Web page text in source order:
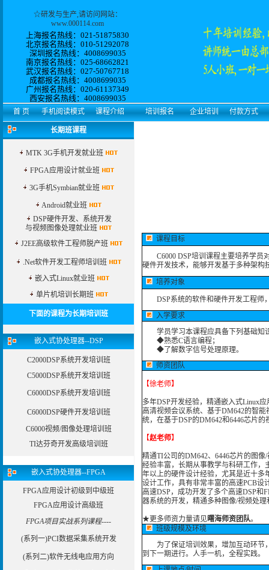
☆研发与生产,请访问网站：
www.000114.com
上海报名热线：021-51875830
北京报名热线：010-51292078
深圳报名热线：4008699035
南京报名热线：025-68662821
武汉报名热线：027-50767718
成都报名热线：4008699035
广州报名热线： 020-61137349
西安报名热线： 4008699035
首 页 手机阅读模式 课程介绍 培训报名 企业培训 付款方式
长期班课程
MTK 3G手机开发就业班
FPGA应用设计就业班
3G手机Symbian就业班
Android就业班
DSP硬件开发、系统开发
与视频图像处理就业班
J2EE高级软件工程师脱产班
.Net软件开发工程师培训班
嵌入式Linux就业班
单片机培训长期班
下面的课程为长期培训班
嵌入式协处理器--DSP
C2000DSP系统开发培训班
C5000DSP系统开发培训班
C6000DSP系统开发培训班
C6000DSP硬件开发培训班
C6000视频/图像处理培训班
TI达芬奇开发高级培训班
嵌入式协处理器--FPGA
FPGA应用设计初级到中级班
FPGA应用设计高级班
FPGA项目实战系列课程----
(系列一)PCI数据采集系统开发
(系列二)软件无线电应用方向
课程目标
C6000 DSP培训课程主要培养学员对
硬件开发技术，能够开发基于多种架构
培养对象
DSP系统的软件和硬件开发工程师
入学要求
学员学习本课程应具备下列基础知
◆熟悉C语言编程；
◆了解数字信号处理原理。
师资团队
【徐老师】
多年DSP开发经验，精通嵌入式Linux
高清视频会议系统、基于DM642的智
统，在基于DSP的DM642和6446芯片
【赵老师】
精通TI公司的DM642、6446芯片的图
经验丰富，长期从事教学与科研工作，
年以上的硬件设计经验，尤其是近十多
设计工作，具有非常丰富的高速PCB设
高速DSP，成功开发了多个高速DSP
器系统的开发，精通多种图像/视频处
★更多师资力量请见曙海师资团队。
班级规模及环境
为了保证培训效果，增加互动环节
到下一期进行。人手一机，全程实践。